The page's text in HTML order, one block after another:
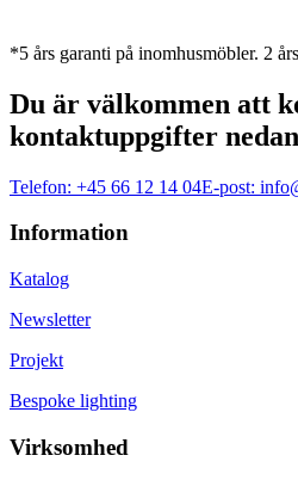
*5 års garanti på inomhusmöbler. 2
Du är välkommen att
kontaktuppgifter
Telefon: +45 66 12 14 04E-post:
Information
Katalog
Newsletter
Projekt
Bespoke lighting
Virksomhed